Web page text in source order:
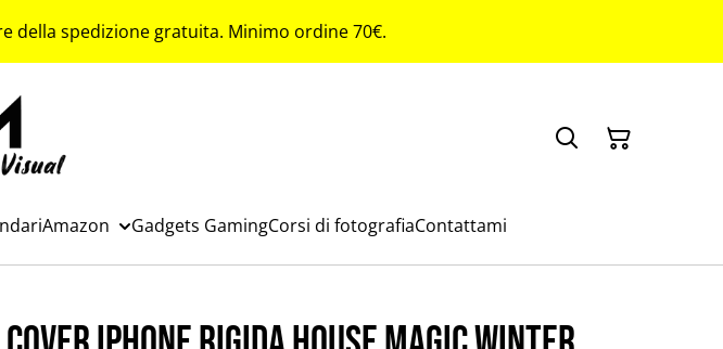
della spedizione gratuita. Minimo ordine 70€.
Amazon Gadgets GamingCorsi di fotografiaContattami